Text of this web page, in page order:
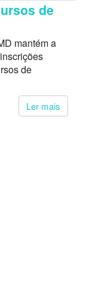
de
mantém a
de
Ler mais